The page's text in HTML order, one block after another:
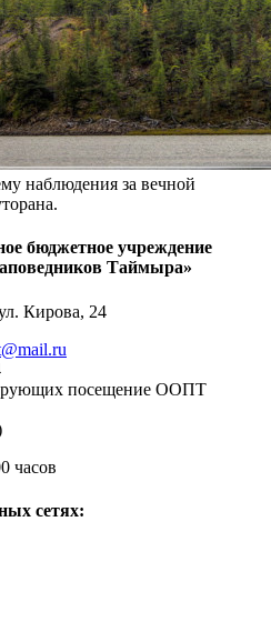
наблюдения за вечной
бюджетное учреждение
Таймыра»
Кирова, 24
посещение ООПТ
часов
сетях: